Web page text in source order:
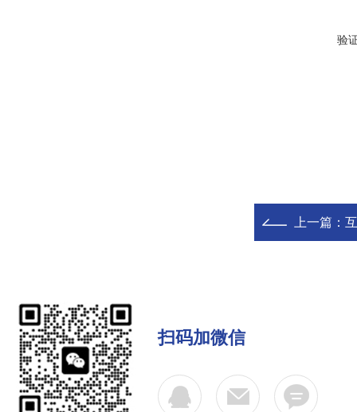
验
上一篇：
扫码加微信